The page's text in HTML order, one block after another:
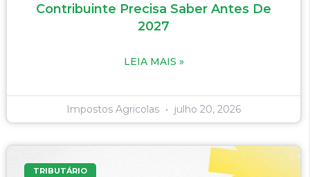
Contribuinte Precisa Saber Antes De
2027
LEIA MAIS »
Impostos Agricolas julho 20, 2026
TRIBUTÁRIO